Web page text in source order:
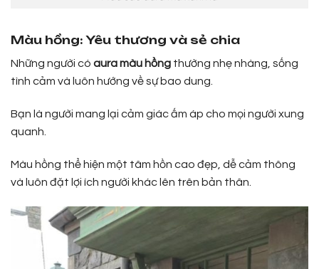
Màu hồng: Yêu thương và sẻ chia
Những người có aura màu hồng thường nhẹ nhàng, sống
tình cảm và luôn hướng về sự bao dung.
Bạn là người mang lại cảm giác ấm áp cho mọi người xung
quanh.
Màu hồng thể hiện một tâm hồn cao đẹp, dễ cảm thông
và luôn đặt lợi ích người khác lên trên bản thân.